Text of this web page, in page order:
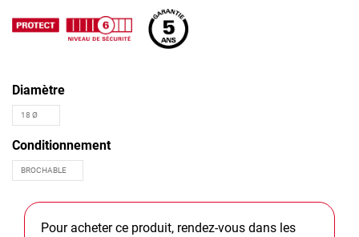
Diamètre
Conditionnement
Pour acheter ce produit, rendez-vous dans les